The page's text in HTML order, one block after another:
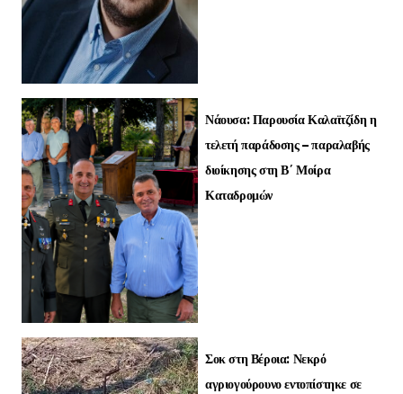
Νάουσα: Παρουσία Καλαϊτζίδη η
τελετή παράδοσης – παραλαβής
διοίκησης στη Β΄ Μοίρα
Καταδρομών
Σοκ στη Βέροια: Νεκρό
αγριογούρουνο εντοπίστηκε σε